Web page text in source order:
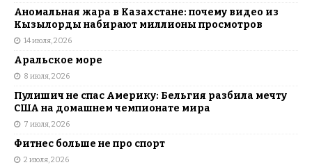
Аномальная жара в Казахстане: почему видео из
Кызылорды набирают миллионы просмотров
14 июля, 2026
Аральское море
8 июля, 2026
Пулишич не спас Америку: Бельгия разбила мечту
США на домашнем чемпионате мира
7 июля, 2026
Фитнес больше не про спорт
2 июля, 2026